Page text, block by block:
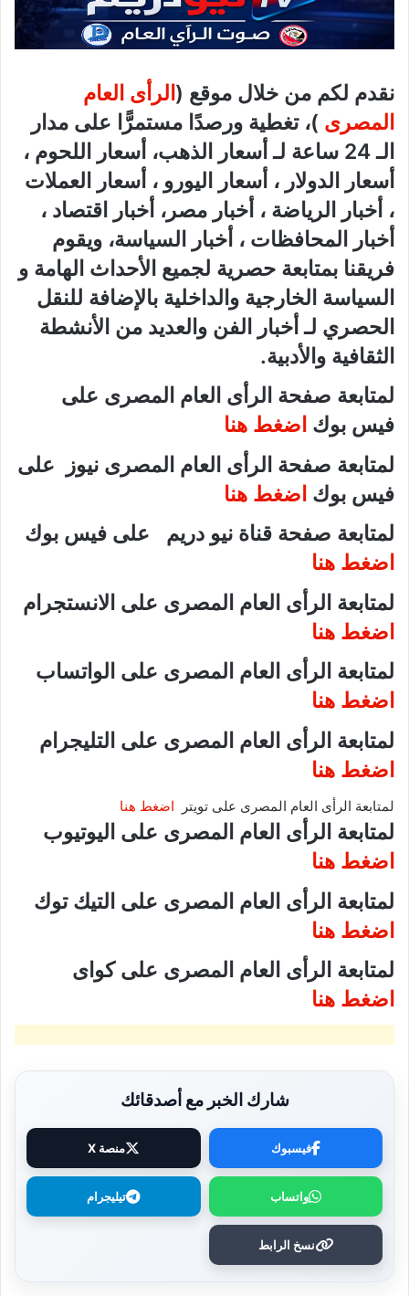
نقدم لكم من خلال موقع ( الرأى العام
المصرى )، تغطية ورصدًا مستمرًّا على مدار
الـ 24 ساعة لـ أسعار الذهب، أسعار اللحوم ،
أسعار الدولار ، أسعار اليورو ، أسعار العملات
، أخبار الرياضة ، أخبار مصر، أخبار اقتصاد ،
أخبار المحافظات ، أخبار السياسة، ويقوم
فريقنا بمتابعة حصرية لجميع الأحداث الهامة و
السياسة الخارجية والداخلية بالإضافة للنقل
الحصري لـ أخبار الفن والعديد من الأنشطة
الثقافية والأدبية.
لمتابعة صفحة الرأى العام المصرى على
فيس بوك اضغط هنا
لمتابعة صفحة الرأى العام المصرى نيوز على
فيس بوك اضغط هنا
لمتابعة صفحة قناة نيو دريم على فيس بوك
اضغط هنا
لمتابعة الرأى العام المصرى على الانستجرام
اضغط هنا
لمتابعة الرأى العام المصرى على الواتساب
اضغط هنا
لمتابعة الرأى العام المصرى على التليجرام
اضغط هنا
لمتابعة الرأى العام المصرى على تويتر اضغط هنا
لمتابعة الرأى العام المصرى على اليوتيوب
اضغط هنا
لمتابعة الرأى العام المصرى على التيك توك
اضغط هنا
لمتابعة الرأى العام المصرى على كواى
اضغط هنا
شارك الخبر مع أصدقائك
فيسبوك منصة X
واتساب تيليجرام
نسخ الرابط